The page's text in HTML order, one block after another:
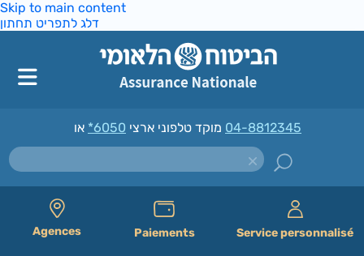
Skip to main content
דלג לתפריט תחתון
מוקד טלפוני ארצי *6050 04-8812345
Agences Paiements Service personnalisé